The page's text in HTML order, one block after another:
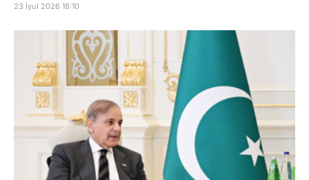
23 İyul 2026 18:10